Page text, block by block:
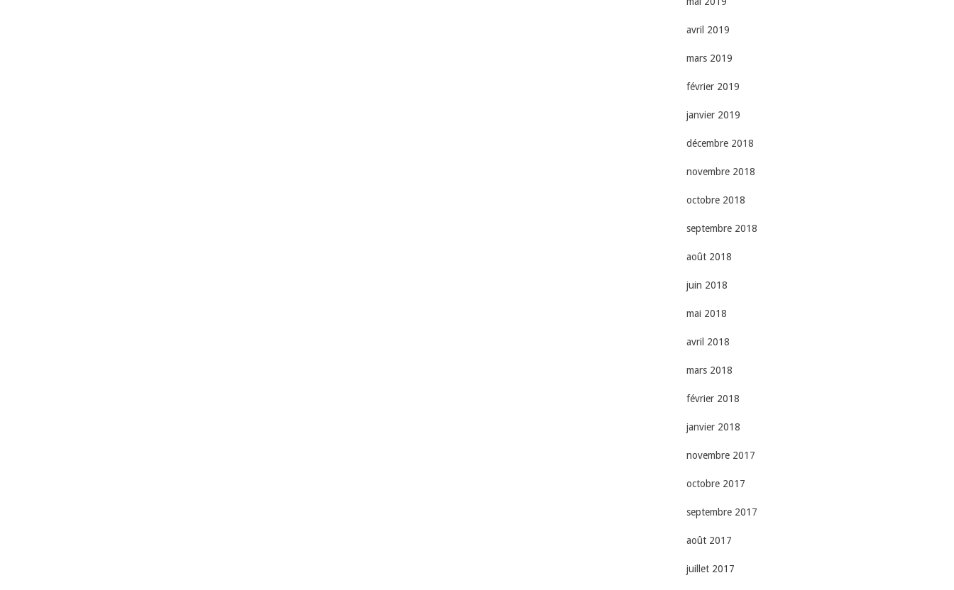
avril 2019
mars 2019
février 2019
janvier 2019
décembre 2018
novembre 2018
octobre 2018
septembre 2018
août 2018
juin 2018
mai 2018
avril 2018
mars 2018
février 2018
janvier 2018
novembre 2017
octobre 2017
septembre 2017
août 2017
juillet 2017